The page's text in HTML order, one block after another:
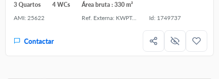
3 Quartos 4 WCs
Área bruta : 330 m²
AMI: 25622
Ref. Externa: KWPT-029109 Id: 1749737
Contactar